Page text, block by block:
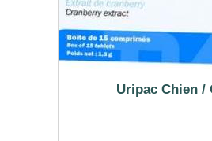
Uripac Chien /